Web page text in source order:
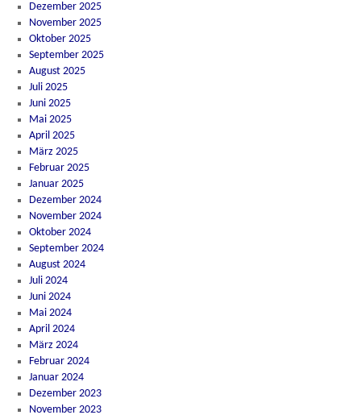
Dezember 2025
November 2025
Oktober 2025
September 2025
August 2025
Juli 2025
Juni 2025
Mai 2025
April 2025
März 2025
Februar 2025
Januar 2025
Dezember 2024
November 2024
Oktober 2024
September 2024
August 2024
Juli 2024
Juni 2024
Mai 2024
April 2024
März 2024
Februar 2024
Januar 2024
Dezember 2023
November 2023